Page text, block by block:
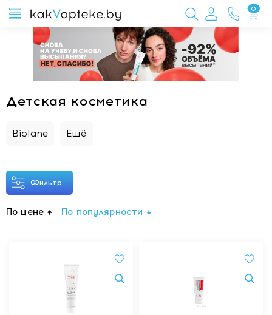
0
Детская косметика
Biolane Ещё
Фильтр
По цене По популярности